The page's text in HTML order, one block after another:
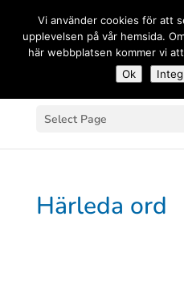
Select Page
Härleda ord
Vi använder cookies för att
upplevelsen på vår hemsida.
här webbplatsen kommer vi
Ok